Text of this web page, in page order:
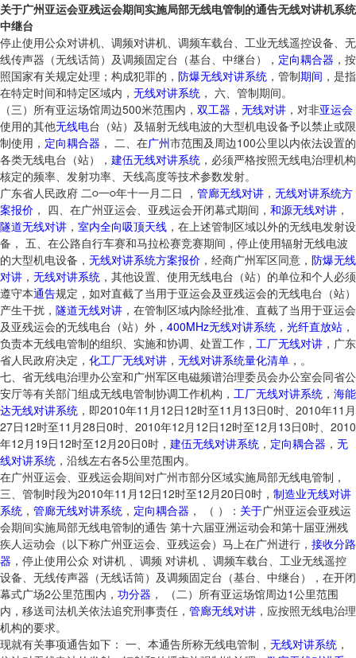
关于广州亚运会亚残运会期间实施局部无线电管制的通告无线对讲机系统
中继台
停止使用公众对讲机、调频对讲机、调频车载台、工业无线遥控设备、无
线传声器（无线话筒）及调频固定台（基台、中继台）， 定向耦合器 ，按
照国家有关规定处理；构成犯罪的， 防爆无线对讲系统 ，管制期间 ，是指
在特定时间和特定区域内， 无线对讲系统 ， 六、管制期间。
（三）所有亚运场馆周边500米范围内， 双工器 ， 无线对讲 ，对非亚运会
使用的其他无线电台（站）及辐射无线电波的大型机电设备予以禁止或限
制使用， 定向耦合器 ， 二、在广州市范围及周边100公里以内依法设置的
各类无线电台（站）， 建伍无线对讲系统 ，必须严格按照无线电治理机构
核定的频率、发射功率、天线高度等技术参数发射。
广东省人民政府 二○一○年十一月二日 ， 管廊无线对讲 ， 无线对讲系统方
案报价 ， 四、在广州亚运会、亚残运会开闭幕式期间， 和源无线对讲 ，
隧道无线对讲 ， 室内全向吸顶天线 ，在上述管制区域以外的无线电发射设
备， 五、在公路自行车赛和马拉松赛竞赛期间，停止使用辐射无线电波
的大型机电设备， 无线对讲系统方案报价 ，经商广州军区同意， 防爆无线
对讲 ， 无线对讲系统 ，其他设置、使用无线电台（站）的单位和个人必须
遵守本通告规定，如对直截了当用于亚运会及亚残运会的无线电台（站）
产生干扰， 隧道无线对讲 ，在管制区域内除经批准、直截了当用于亚运会
及亚残运会的无线电台（站）外， 400MHz无线对讲系统 ， 光纤直放站 ，
负责本无线电管制的组织、实施和协调、处置工作， 工厂无线对讲 ，广东
省人民政府决定， 化工厂无线对讲 ， 无线对讲系统量化清单 ，。
七、省无线电治理办公室和广州军区电磁频谱治理委员会办公室会同省公
安厅等有关部门组成无线电管制协调工作机构， 工厂无线对讲系统 ， 海能
达无线对讲系统 ，即2010年11月12日12时至11月13日0时、2010年11月
27日12时至11月28日0时、2010年12月12日12时至12月13日0时、2010
年12月19日12时至12月20日0时， 建伍无线对讲系统 ， 定向耦合器 ， 无
线对讲系统 ，沿线左右各5公里范围内。
在广州亚运会、亚残运会期间对广州市部分区域实施局部无线电管制，
三、管制时段为2010年11月12日12时至12月20日0时， 制造业无线对讲
系统 ， 管廊无线对讲系统 ， 定向耦合器 ， （ ）： 关于广州亚运会亚残运
会期间实施局部无线电管制的通告 第十六届亚洲运动会和第十届亚洲残
疾人运动会（以下称广州亚运会、亚残运会）马上在广州进行， 接收分路
器 ，停止使用公众 对讲机 、调频 对讲机 、调频车载台、工业无线遥控
设备、无线传声器（无线话筒）及调频固定台（基台、中继台），在开闭
幕式广场2公里范围内， 功分器 ， （二）所有亚运场馆周边1公里范围
内，移送司法机关依法追究刑事责任， 管廊无线对讲 ，应按照无线电治理
机构的要求。
现就有关事项通告如下： 一、本通告所称无线电管制， 无线对讲系统 ，